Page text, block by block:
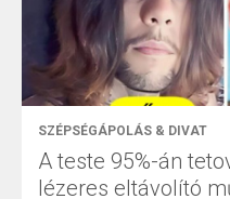
SZÉPSÉGÁPOLÁS & DIVAT
A teste 95%-án
lézeres eltávolító